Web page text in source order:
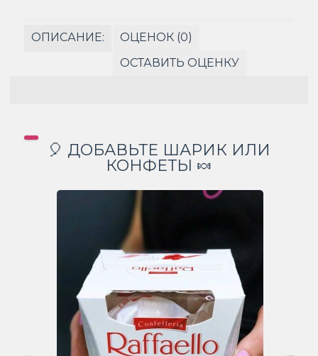
ОПИСАНИЕ:
ОЦЕНОК (0)
ОСТАВИТЬ ОЦЕНКУ
🎈 ДОБАВЬТЕ ШАРИК ИЛИ
КОНФЕТЫ 🍬